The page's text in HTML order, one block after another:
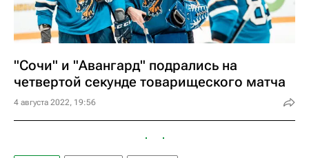
"Сочи" и "Авангард" подрались на
четвертой секунде товарищеского матча
4 августа 2022, 19:56